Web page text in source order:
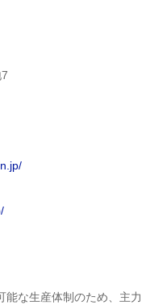
能な生産体制のため、主力